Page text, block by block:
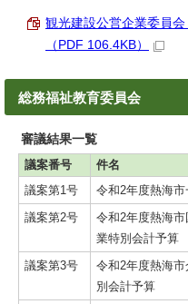
観光建設公営企業委員
（PDF 106.4KB）
総務福祉教育委員会
審議結果一覧
議案番号
件名
議案第1号
令和2年度熱海
議案第2号
令和2年度熱海
業特別会計予算
議案第3号
令和2年度熱海
別会計予算